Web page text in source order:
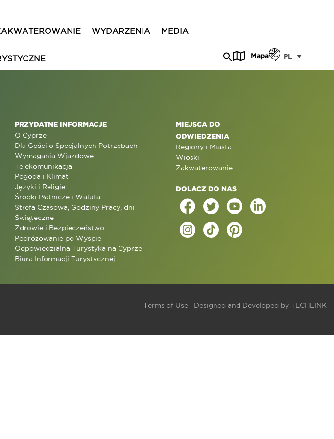
WYDARZENIA MEDIA
Mapa PL
PRZYDATNE INFORMACJE
O Cyprze
Dla Gości o Specjalnych Potrzebach
Wymagania Wjazdowe
Telekomunikacja
Pogoda i Klimat
Języki i Religie
Środki Płatnicze i Waluta
Strefa Czasowa, Godziny Pracy, dni
Świąteczne
Zdrowie i Bezpieczeństwo
Podróżowanie po Wyspie
Odpowiedzialna Turystyka na Cyprze
Biura Informacji Turystycznej
MIEJSCA DO
ODWIEDZENIA
Regiony i Miasta
Wioski
Zakwaterowanie
DOLACZ DO NAS
Terms of Use | Designed and Developed by TECHLINK